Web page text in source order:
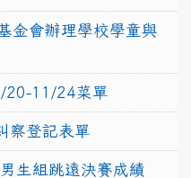
金會辦理學校學童與
20-11/24菜單
察登記表單
生組跳遠決賽成績